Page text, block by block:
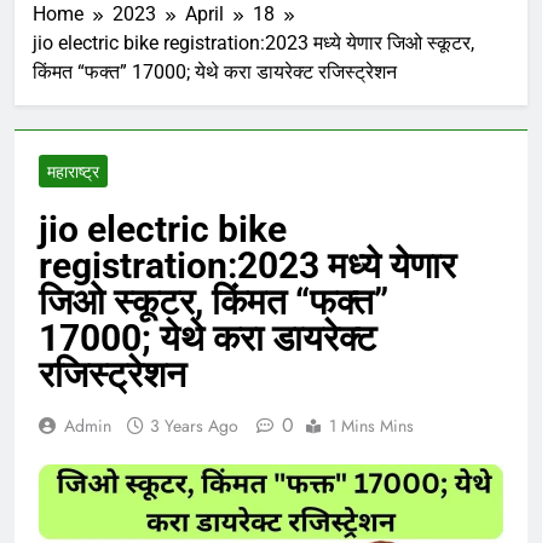
Home 2023 April
18
jio electric bike registration:2023 मध्ये येणार जिओ स्कूटर,
किंमत “फक्त” 17000; येथे करा डायरेक्ट रजिस्ट्रेशन
महाराष्ट्र
jio electric bike
registration:2023 मध्ये येणार
जिओ स्कूटर, किंमत “फक्त”
17000; येथे करा डायरेक्ट
रजिस्ट्रेशन
Admin 3 Years Ago 0 1 Mins Mins